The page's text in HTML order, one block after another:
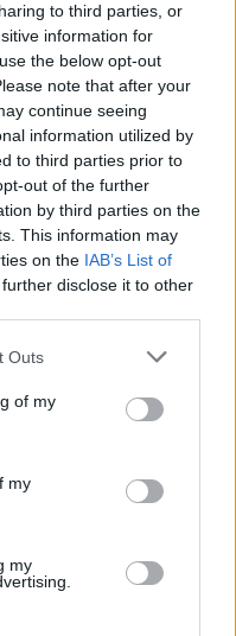
to third parties, or
information for
the below opt-out
note that after your
continue seeing
information utilized by
to third parties prior to
out of the further
by third parties on the
This information may
on the IAB’s List of
disclose it to other
Outs
of my
my
my
ebrencs recapten més de
per l’IBI el 2025